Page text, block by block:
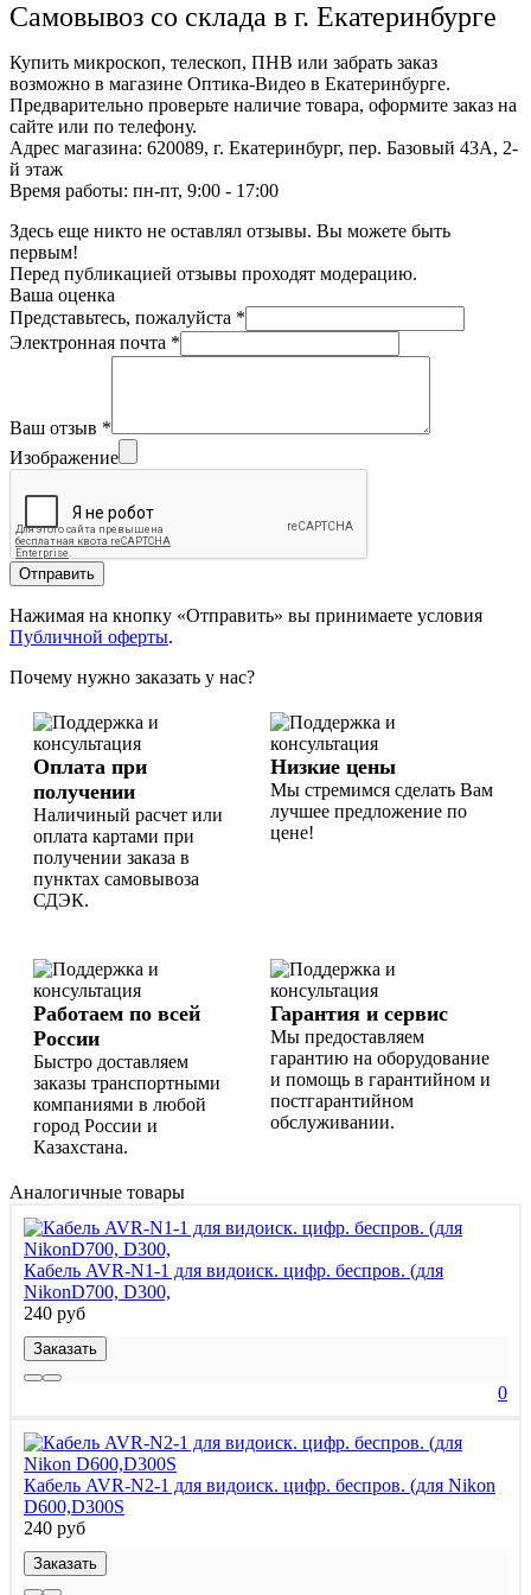
Самовывоз со склада в г. Екатеринбурге
Купить микроскоп, телескоп, ПНВ или забрать заказ
возможно в магазине Оптика-Видео в Екатеринбурге.
Предварительно проверьте наличие товара, оформите заказ на
сайте или по телефону.
Адрес магазина: 620089, г. Екатеринбург, пер. Базовый 43А, 2-
й этаж
Время работы: пн-пт, 9:00 - 17:00
Здесь еще никто не оставлял отзывы. Вы можете быть
первым!
Перед публикацией отзывы проходят модерацию.
Ваша оценка
Представьтесь, пожалуйста *
Электронная почта *
Ваш отзыв *
Изображение
Отправить
Нажимая на кнопку «Отправить» вы принимаете условия
Публичной оферты.
Почему нужно заказать у нас?
Оплата при
получении
Наличиный расчет или
оплата картами при
получении заказа в
пунктах самовывоза
СДЭК.
Низкие цены
Мы стремимся сделать Вам
лучшее предложение по
цене!
Работаем по всей
России
Быстро доставляем
заказы транспортными
компаниями в любой
город России и
Казахстана.
Гарантия и сервис
Мы предоставляем
гарантию на оборудование
и помощь в гарантийном и
постгарантийном
обслуживании.
Аналогичные товары
Кабель AVR-N1-1 для видоиск. цифр. беспров. (для
NikonD700, D300,
240 руб
Заказать
0
Кабель AVR-N2-1 для видоиск. цифр. беспров. (для Nikon
D600,D300S
240 руб
Заказать